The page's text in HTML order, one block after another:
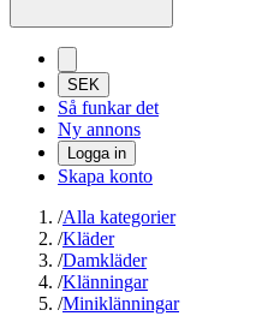
SEK
Så funkar det
Ny annons
Logga in
Skapa konto
/Alla kategorier
/Kläder
/Damkläder
/Klänningar
/Miniklänningar